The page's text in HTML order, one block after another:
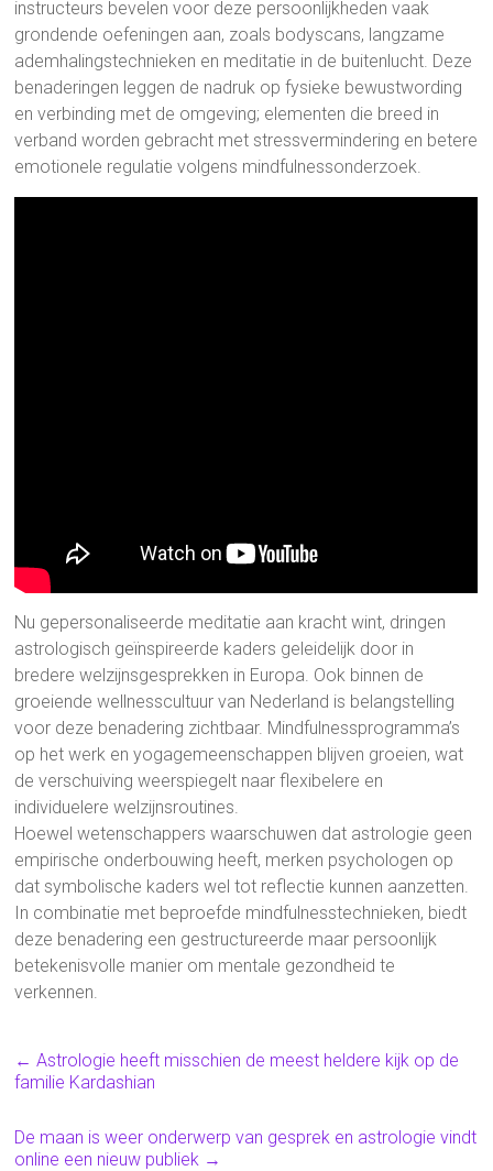
instructeurs bevelen voor deze persoonlijkheden vaak
grondende oefeningen aan, zoals bodyscans, langzame
ademhalingstechnieken en meditatie in de buitenlucht. Deze
benaderingen leggen de nadruk op fysieke bewustwording
en verbinding met de omgeving; elementen die breed in
verband worden gebracht met stressvermindering en betere
emotionele regulatie volgens mindfulnessonderzoek.
Nu gepersonaliseerde meditatie aan kracht wint, dringen
astrologisch geïnspireerde kaders geleidelijk door in
bredere welzijnsgesprekken in Europa. Ook binnen de
groeiende wellnesscultuur van Nederland is belangstelling
voor deze benadering zichtbaar. Mindfulnessprogramma’s
op het werk en yogagemeenschappen blijven groeien, wat
de verschuiving weerspiegelt naar flexibelere en
individuelere welzijnsroutines.
Hoewel wetenschappers waarschuwen dat astrologie geen
empirische onderbouwing heeft, merken psychologen op
dat symbolische kaders wel tot reflectie kunnen aanzetten.
In combinatie met beproefde mindfulnesstechnieken, biedt
deze benadering een gestructureerde maar persoonlijk
betekenisvolle manier om mentale gezondheid te
verkennen.
← Astrologie heeft misschien de meest heldere kijk op de
familie Kardashian
De maan is weer onderwerp van gesprek en astrologie vindt
online een nieuw publiek →